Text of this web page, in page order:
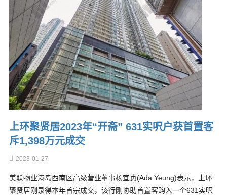
上环聚贤居2023年“开斋” 631实呎户获首置客
斥1,398万元成交
2023-01-27
美联物业港岛西南区高级营业董事杨宜贞(Ada Yeung)表示，上环
聚贤居刚录得本年首宗成交，该行刚协助首置客购入一个631实呎